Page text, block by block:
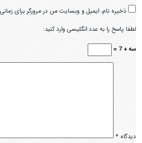
ذخیره نام، ایمیل و وبسایت من در مرورگر برای
لطفا پاسخ را به عدد انگلیسی وارد کنید:
سه + 7 =
دیدگاه*